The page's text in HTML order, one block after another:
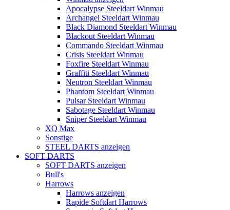
Apocalypse Steeldart Winmau
Archangel Steeldart Winmau
Black Diamond Steeldart Winmau
Blackout Steeldart Winmau
Commando Steeldart Winmau
Crisis Steeldart Winmau
Foxfire Steeldart Winmau
Graffiti Steeldart Winmau
Neutron Steeldart Winmau
Phantom Steeldart Winmau
Pulsar Steeldart Winmau
Sabotage Steeldart Winmau
Sniper Steeldart Winmau
XQ Max
Sonstige
STEEL DARTS anzeigen
SOFT DARTS
SOFT DARTS anzeigen
Bull's
Harrows
Harrows anzeigen
Rapide Softdart Harrows